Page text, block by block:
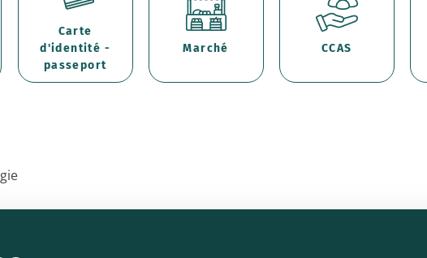
Carte
d'identité -
passeport
Marché CCAS